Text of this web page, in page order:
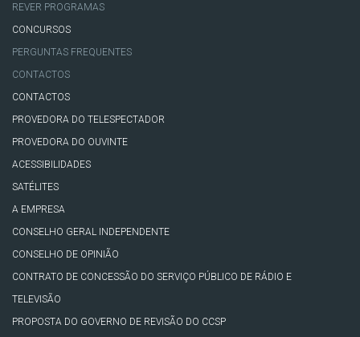
REVER PROGRAMAS
CONCURSOS
PERGUNTAS FREQUENTES
CONTACTOS
CONTACTOS
PROVEDORA DO TELESPECTADOR
PROVEDORA DO OUVINTE
ACESSIBILIDADES
SATÉLITES
A EMPRESA
CONSELHO GERAL INDEPENDENTE
CONSELHO DE OPINIÃO
CONTRATO DE CONCESSÃO DO SERVIÇO PÚBLICO DE RÁDIO E
TELEVISÃO
PROPOSTA DO GOVERNO DE REVISÃO DO CCSP